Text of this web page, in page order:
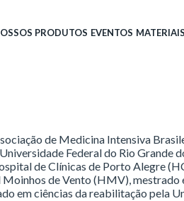
PRODUTOS EVENTOS
de Medicina Intensiva
Federal do Rio Grande
de Clínicas de Porto Alegre
de Vento (HMV), mestrado
em ciências da reabilitação pela